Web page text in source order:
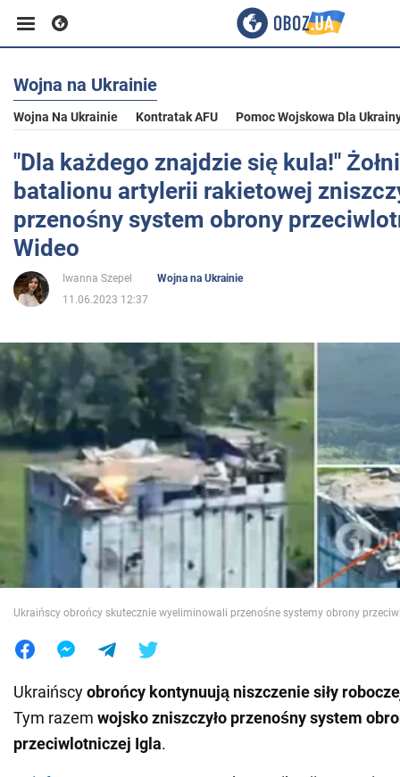
Biznes
Sport
Życie
Społeczeństwo
Wojna na Ukrainie
Świat
Jedzenie
Wojna na Ukrainie
Wojna Na Ukrainie Kontratak AFU Pomoc Wojskowa Dla
"Dla każdego znajdzie się kula!"
batalionu artylerii rakietowej
przenośny system obrony
Wideo
Iwanna Szepel
Wojna na Ukrainie
11.06.2023 12:37
Ukraińscy obrońcy skutecznie wyeliminowali przenośne systemy obrony
Ukraińscyobrońcy kontynuują niszczenie siły
Tym razem wojsko zniszczyło przenośny system
przeciwlotniczej Igla.